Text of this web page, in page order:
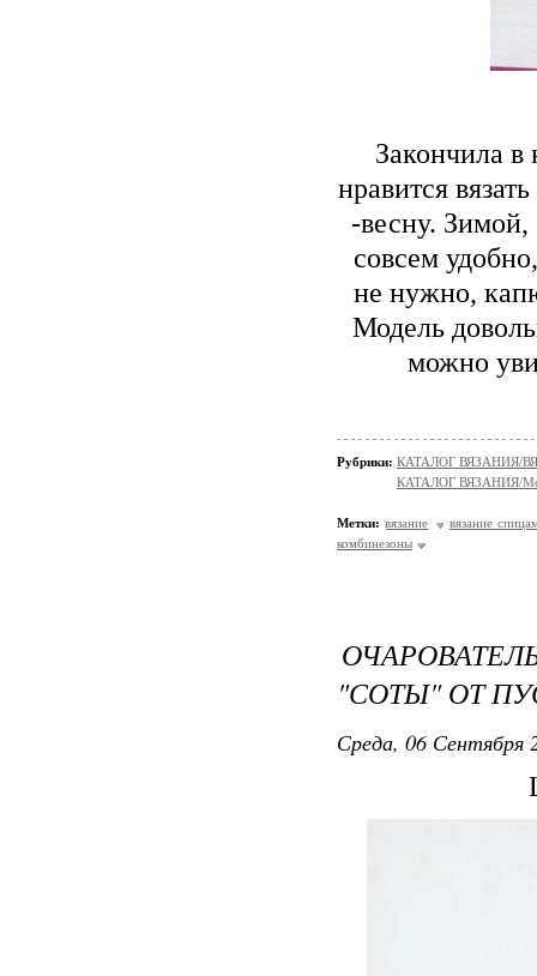
Закончила в
нравится
-весну. Зимой,
совсем
не нужно,
Модель
можно
Рубрики: КАТАЛОГ ВЯЗАНИЯ/
КАТАЛОГ ВЯЗАНИЯ/
Метки: вязание
вязание
комбинезоны
"СОТЫ" ОТ
Среда, 06 Сентября